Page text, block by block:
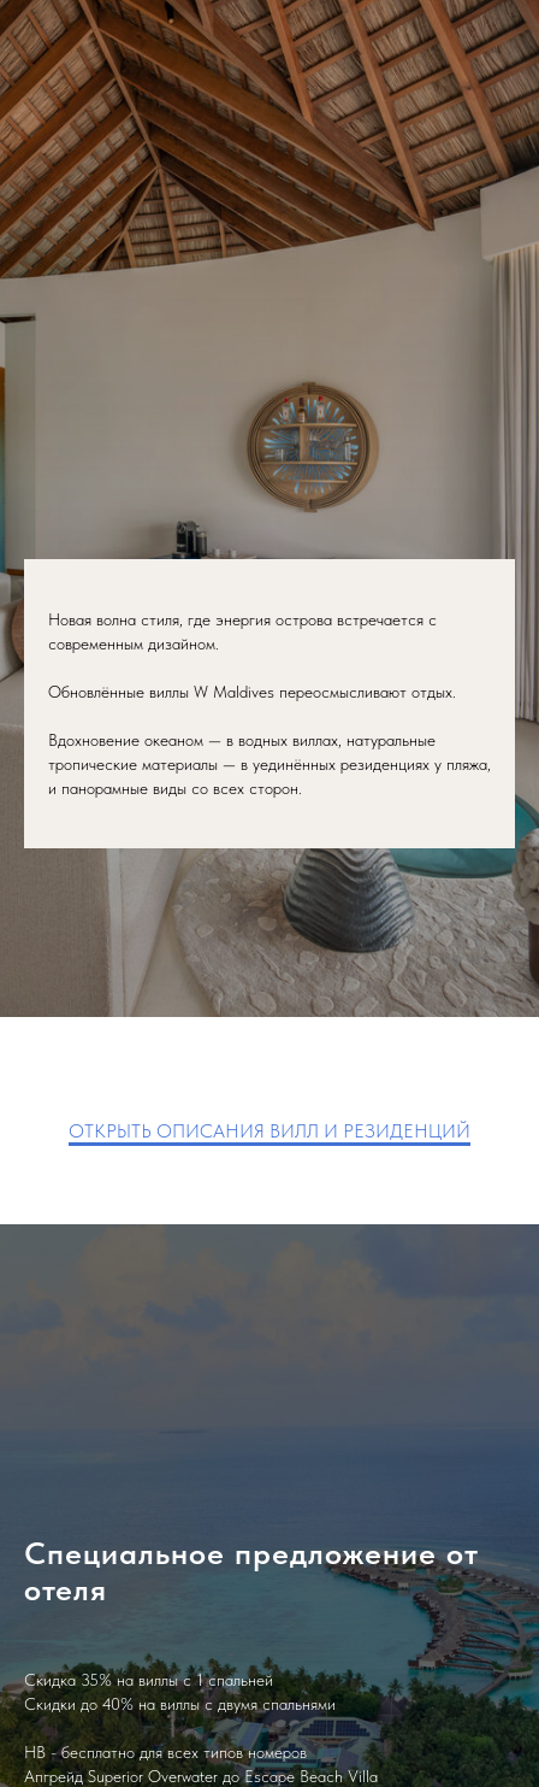
Новая волна стиля, где энергия острова встречается с
современным дизайном.
Обновлённые виллы W Maldives переосмысливают отдых.
Вдохновение океаном — в водных виллах, натуральные
тропические материалы — в уединённых резиденциях у пляжа,
и панорамные виды со всех сторон.
ОТКРЫТЬ ОПИСАНИЯ ВИЛЛ И РЕЗИДЕНЦИЙ
Специальное предложение от
отеля
Скидка 35% на виллы с 1 спальней
Скидки до 40% на виллы с двумя спальнями
HB - бесплатно для всех типов номеров
Апгрейд Superior Overwater до Escape Beach Villa